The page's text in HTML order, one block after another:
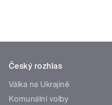
Český rozhlas
Válka na Ukrajině
Komunální volby